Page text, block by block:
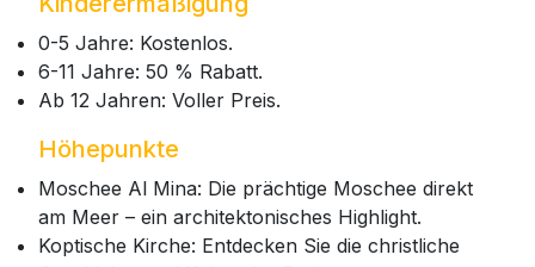
0-5 Jahre: Kostenlos.
6-11 Jahre: 50 % Rabatt.
Ab 12 Jahren: Voller Preis.
Höhepunkte
Moschee Al Mina: Die prächtige Moschee direkt
am Meer – ein architektonisches Highlight.
Koptische Kirche: Entdecken Sie die christliche